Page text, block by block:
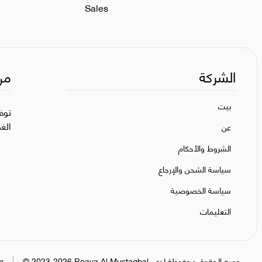
Sales
الشركة
بيت
عن
الشروط والأحكام
سياسة الشحن والإرجاع
سياسة الخصوصية
التعليمات